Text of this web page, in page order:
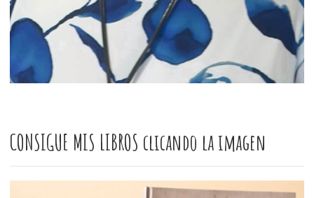
CONSIGUE MIS LIBROS clicando la imagen